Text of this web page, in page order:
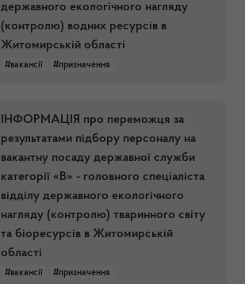
державного екологічного нагляду
(контролю) водних ресурсів в
Житомирській області
#вакансії #призначення
ІНФОРМАЦІЯ про переможця за
результатами підбору персоналу на
вакантну посаду державної служби
категорії «В» - головного спеціаліста
відділу державного екологічного
нагляду (контролю) тваринного світу
та біоресурсів в Житомирській
області
#вакансії #призначення